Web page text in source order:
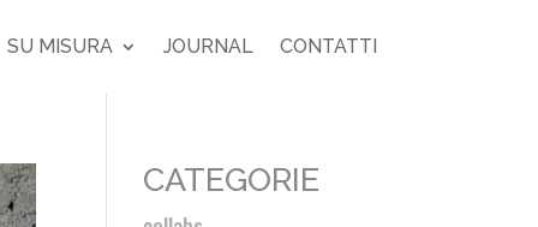
SU MISURA JOURNAL CONTATTI
CATEGORIE